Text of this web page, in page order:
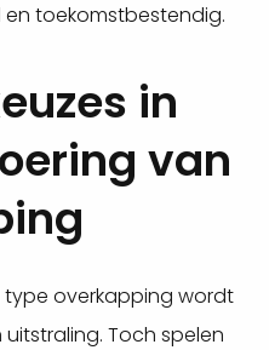
toekomstbestendig.
in
van
overkapping wordt
Toch spelen